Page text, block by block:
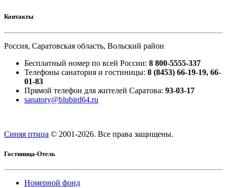
Контакты
Россия, Саратовская область, Вольский район
Бесплатный номер по всей России: 8 800-5555-337
Телефоны санатория и гостиницы: 8 (8453) 66-19-19, 66-
01-83
Прямой телефон для жителей Саратова: 93-03-17
sanatory@blubird64.ru
Синяя птица © 2001-2026. Все права защищены.
Гостиница-Отель
Номерной фонд